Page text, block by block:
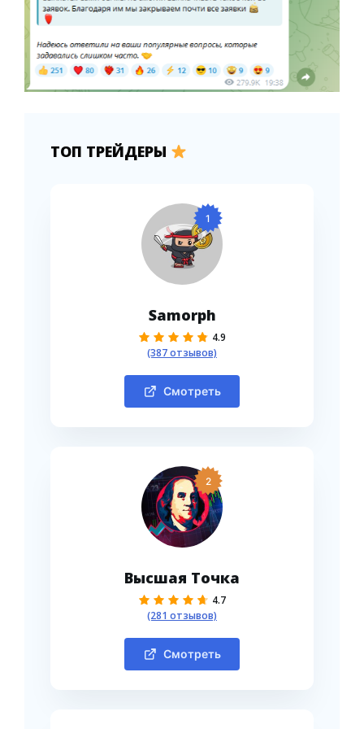
ТОП ТРЕЙДЕРЫ
1
Samorph
4.9
(387 отзывов)
Смотреть
2
Высшая Точка
4.7
(281 отзывов)
Смотреть